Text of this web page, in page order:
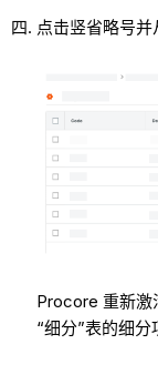
点击竖省略号并
Procore 重新激
“细分”表的细分